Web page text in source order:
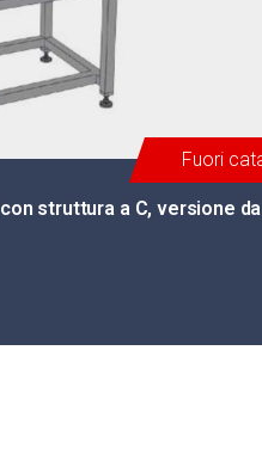
struttura a C, versione
Fuori